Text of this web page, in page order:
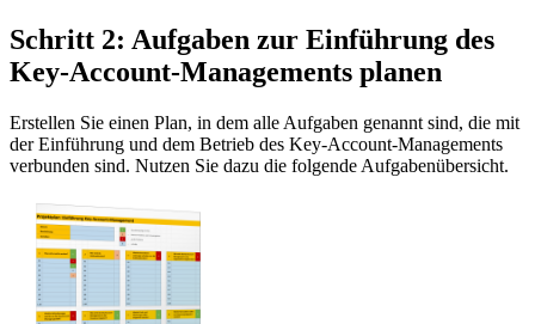
Schritt 2: Aufgaben zur Einführung des
Key-Account-Managements planen
Erstellen Sie einen Plan, in dem alle Aufgaben genannt sind, die mit
der Einführung und dem Betrieb des Key-Account-Managements
verbunden sind. Nutzen Sie dazu die folgende Aufgabenübersicht.